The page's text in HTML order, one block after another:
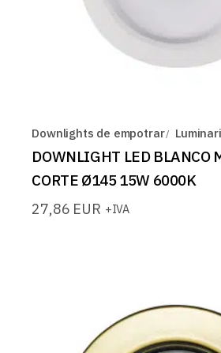
Downlights de empotrar
DOWNLIGHT LED BLANCO
CORTE Ø145 15W 6000K
27,86 EUR +IVA